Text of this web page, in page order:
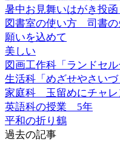
暑中お見舞いはがき投
図書室の使い方 司書
願いを込めて
美しい
図画工作科「ランドセ
生活科「めざせやさいづ
家庭科 玉留めにチャレ
英語科の授業 5年
平和の折り鶴
過去の記事